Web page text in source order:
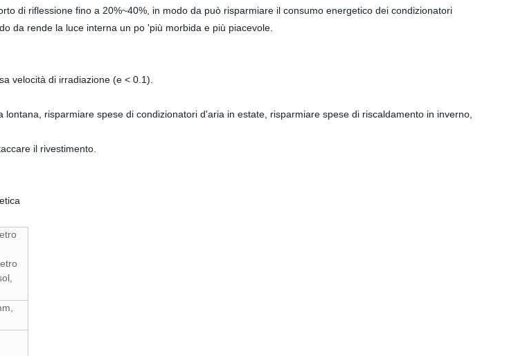
di riflessione fino a 20%~40%, in modo da può risparmiare il consumo energetico dei condizionatori
da rende la luce interna un po 'più morbida e più piacevole.
velocità di irradiazione (e < 0.1).
risparmiare spese di condizionatori d'aria in estate, risparmiare spese di riscaldamento in inverno,
il rivestimento.